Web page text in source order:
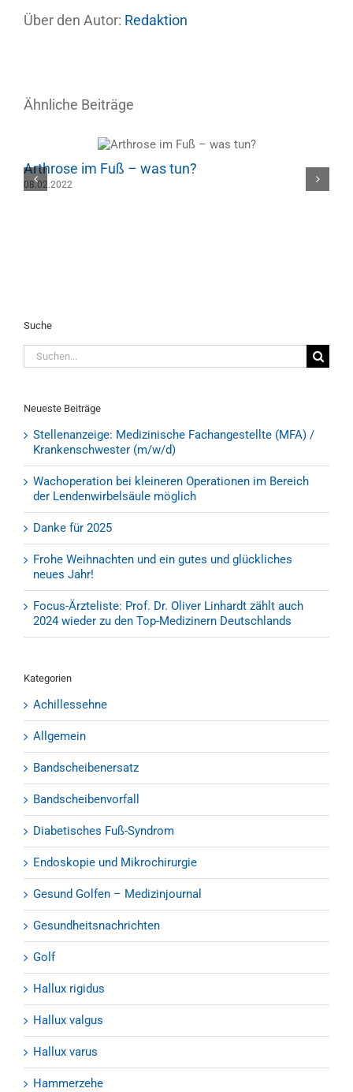
Über den Autor: Redaktion
Ähnliche Beiträge
Arthrose im Fuß – was tun?
08.02.2022
Suche
Suche
nach:
Neueste Beiträge
Stellenanzeige: Medizinische Fachangestellte (MFA) /
Krankenschwester (m/w/d)
Wachoperation bei kleineren Operationen im Bereich
der Lendenwirbelsäule möglich
Danke für 2025
Frohe Weihnachten und ein gutes und glückliches
neues Jahr!
Focus-Ärzteliste: Prof. Dr. Oliver Linhardt zählt auch
2024 wieder zu den Top-Medizinern Deutschlands
Kategorien
Achillessehne
Allgemein
Bandscheibenersatz
Bandscheibenvorfall
Diabetisches Fuß-Syndrom
Endoskopie und Mikrochirurgie
Gesund Golfen – Medizinjournal
Gesundheitsnachrichten
Golf
Hallux rigidus
Hallux valgus
Hallux varus
Hammerzehe